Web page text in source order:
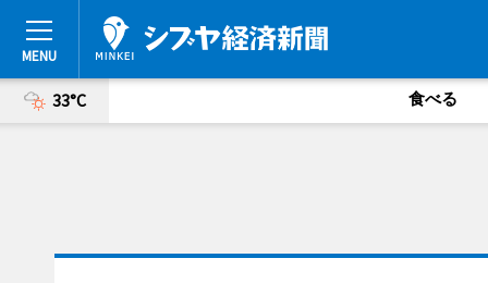
33°C 食べる